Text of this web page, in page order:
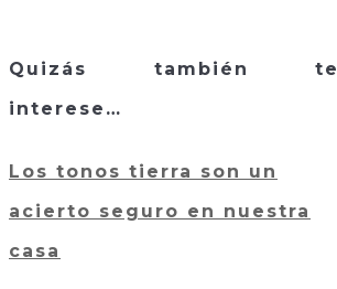
Quizás también te
interese…
Los tonos tierra son un
acierto seguro en nuestra
casa